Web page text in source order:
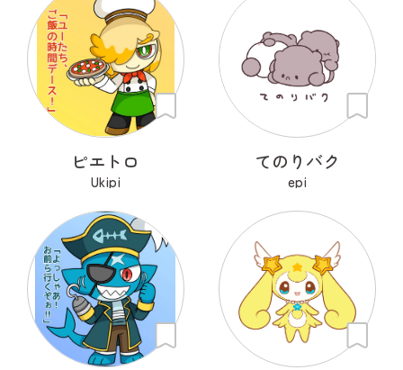
ピエトロ
Ukipi
てのりバク
epi